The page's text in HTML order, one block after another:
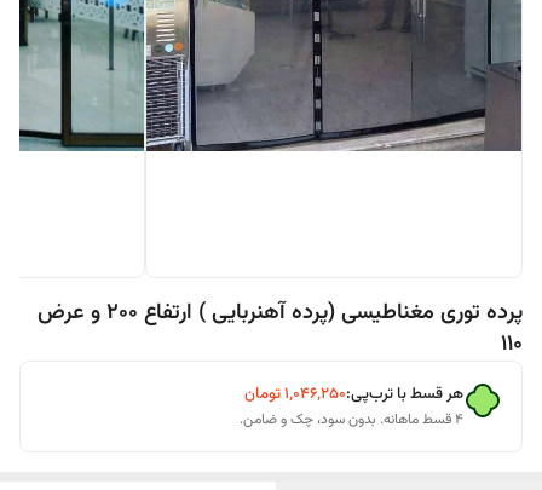
پرده توری مغناطیسی (پرده آهنربایی ) ارتفاع 200 و عرض
110
هر قسط با ترب‌پی:۱٬۰۴۶٬۲۵۰تومان
۴ قسط ماهانه. بدون سود، چک و ضامن.